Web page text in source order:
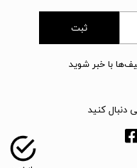
ثبت
با خبر شوید
دنبال کنید